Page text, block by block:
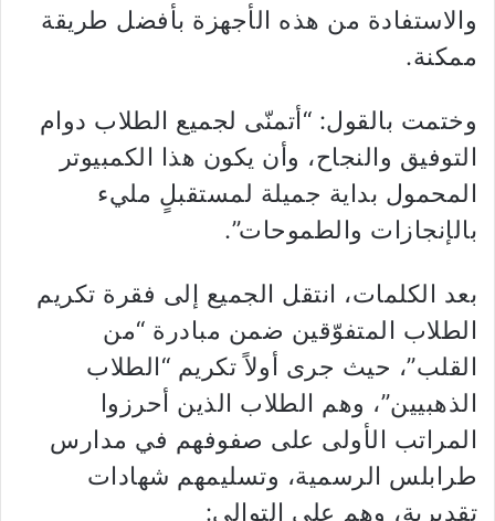
والاستفادة من هذه الأجهزة بأفضل طريقة
ممكنة.
وختمت بالقول: “أتمنّى لجميع الطلاب دوام
التوفيق والنجاح، وأن يكون هذا الكمبيوتر
المحمول بداية جميلة لمستقبلٍ مليء
بالإنجازات والطموحات”.
بعد الكلمات، انتقل الجميع إلى فقرة تكريم
الطلاب المتفوّقين ضمن مبادرة “من
القلب”، حيث جرى أولاً تكريم “الطلاب
الذهبيين”، وهم الطلاب الذين أحرزوا
المراتب الأولى على صفوفهم في مدارس
طرابلس الرسمية، وتسليمهم شهادات
تقديرية، وهم على التوالي: